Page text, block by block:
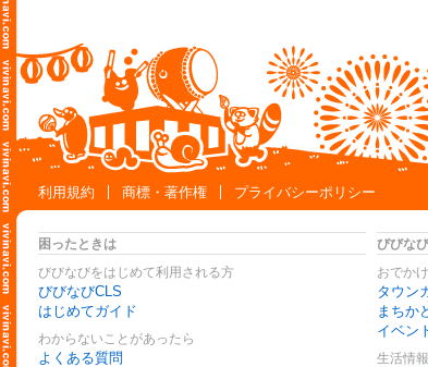
利用規約
商標・著作権 プライバシーポリシー
困ったときは
びびなびをはじめて利用される方
びびなびCLS
はじめてガイド
わからないことがあったら
よくある質問
びびな
おでかけ
タウン
まちか
イベン
生活情報